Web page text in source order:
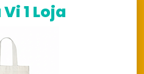
1 Loja